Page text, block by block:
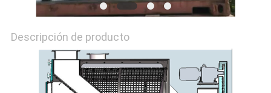
Descripción de producto